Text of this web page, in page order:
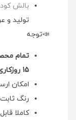
بالش
تولید و
📣توجه
15 روزکاری چاپ و تولید می‌شود.
امکان
رنگ ثابت و
کاملا